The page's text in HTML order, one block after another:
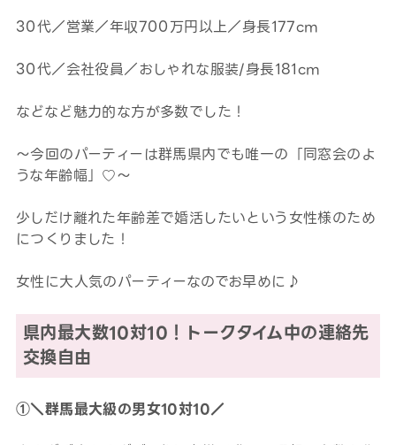
30代／営業／年収700万円以上／身長177cm
30代／会社役員／おしゃれな服装/身長181cm
などなど魅力的な方が多数でした！
～今回のパーティーは群馬県内でも唯一の「同窓会のよ
うな年齢幅」♡～
少しだけ離れた年齢差で婚活したいという女性様のため
につくりました！
女性に大人気のパーティーなのでお早めに♪
県内最大数10対10！トークタイム中の連絡先
交換自由
①＼群馬最大級の男女10対10／